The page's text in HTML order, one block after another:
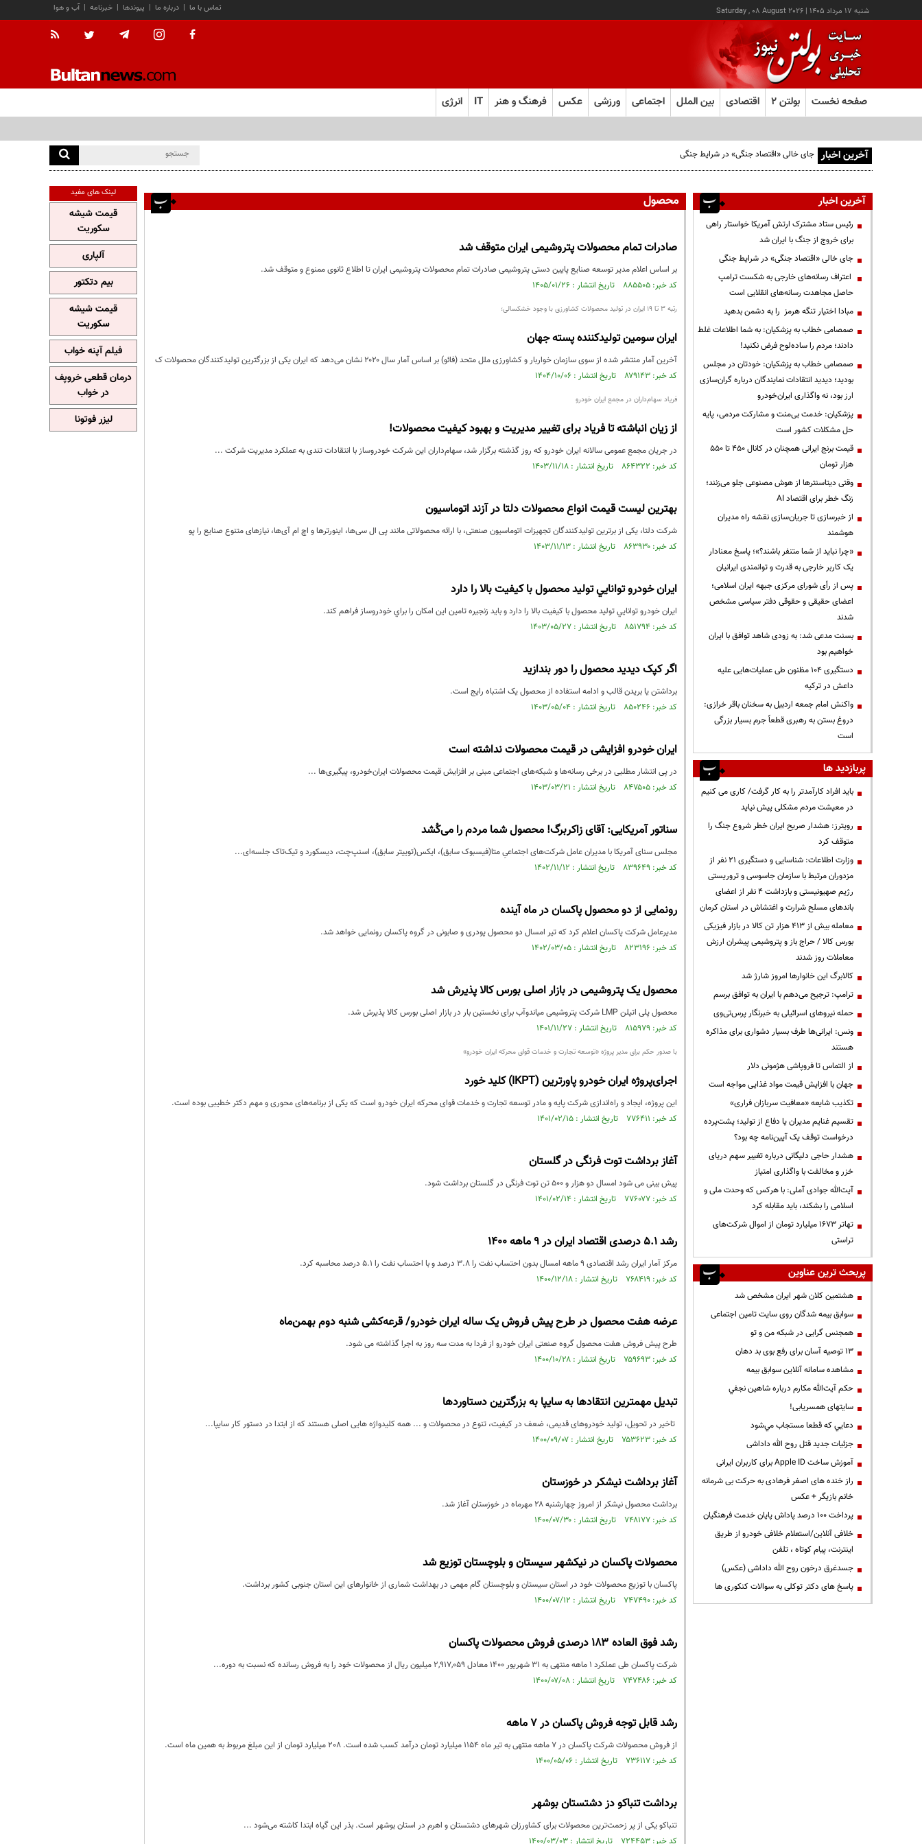
شنبه ۱۷ مرداد ۱۴۰۵ |
Saturday , 08 August 2026 آب و هوا | خبرنامه | پیوندها | درباره ما | تماس با ما
صفحه نخست بولتن ۲ اقتصادی بین الملل اجتماعی ورزشی عکس فرهنگ و هنر IT انرژی
آخرین اخبار جای خالی «اقتصاد جنگی» در شرایط جنگی
محصول
صادرات تمام محصولات پتروشیمی ایران متوقف شد
بر اساس اعلام مدیر توسعه صنایع پایین دستی پتروشیمی صادرات تمام محصولات پتروشیمی ایران تا اطلاع ثانوی ممنوع و متوقف شد.
کد خبر: ۸۸۵۵۰۵ تاریخ انتشار : ۱۴۰۵/۰۱/۲۶
رتبه ۳ تا ۱۹ ایران در تولید محصولات کشاورزی با وجود خشکسالی؛
ایران سومین تولیدکننده پسته جهان
آخرین آمار منتشر شده از سوی سازمان خواربار و کشاورزی ملل متحد (فائو) بر اساس آمار سال ۲۰۲۰ نشان می‌دهد که ایران یکی از بزرگترین تولیدکنندگان محصولات ک
کد خبر: ۸۷۹۱۴۳ تاریخ انتشار : ۱۴۰۴/۱۰/۰۶
فریاد سهام‌داران در مجمع ایران خودرو
از زیان انباشته تا فریاد برای تغییر مدیریت و بهبود کیفیت محصولات!
در جریان مجمع عمومی سالانه ایران خودرو که روز گذشته برگزار شد، سهام‌داران این شرکت خودروساز با انتقادات تندی به عملکرد مدیریت شرکت ...
کد خبر: ۸۶۴۳۲۲ تاریخ انتشار : ۱۴۰۳/۱۱/۱۸
بهترین لیست قیمت انواع محصولات دلتا در آزند اتوماسیون
شرکت دلتا، یکی از برترین تولیدکنندگان تجهیزات اتوماسیون صنعتی، با ارائه محصولاتی مانند پی ال سی‌ها، اینورترها و اچ ام آی‌ها، نیازهای متنوع صنایع را پو
کد خبر: ۸۶۳۹۳۰ تاریخ انتشار : ۱۴۰۳/۱۱/۱۳
ايران خودرو توانايي توليد محصول با كيفيت بالا را دارد
ايران خودرو توانايي توليد محصول با كيفيت بالا را دارد و بايد زنجيره تامين اين امكان را براي خودروساز فراهم كند.
کد خبر: ۸۵۱۷۹۴ تاریخ انتشار : ۱۴۰۳/۰۵/۲۷
اگر کپک دیدید محصول را دور بندازید
برداشتن یا بریدن قالب و ادامه استفاده از محصول یک اشتباه رایج است.
کد خبر: ۸۵۰۲۴۶ تاریخ انتشار : ۱۴۰۳/۰۵/۰۴
ایران‌ خودرو افزایشی در قیمت محصولات نداشته‌ است
در پی انتشار مطلبی در برخی رسانه‌ها و شبکه‌های اجتماعی مبنی بر افزایش قیمت محصولات ایران‌خودرو، پیگیری‌ها ...
کد خبر: ۸۴۷۵۰۵ تاریخ انتشار : ۱۴۰۳/۰۳/۲۱
سناتور آمریکایی: آقای زاکربرگ! محصول شما مردم را می‌کُشد
مجلس سنای آمریکا با مدیران عامل شرکت‌های اجتماعیِ متا(فیسبوک سابق)، ایکس(توییتر سابق)، اسنپ‌چت، دیسکورد و تیک‌تاک جلسه‌ای...
کد خبر: ۸۳۹۶۴۹ تاریخ انتشار : ۱۴۰۲/۱۱/۱۲
رونمایی از دو محصول پاکسان در ماه آینده
مدیرعامل شرکت پاکسان اعلام کرد که تیر امسال دو محصول پودری و صابونی در گروه پاکسان رونمایی خواهد شد.
کد خبر: ۸۲۳۱۹۶ تاریخ انتشار : ۱۴۰۲/۰۳/۰۵
محصول یک پتروشیمی در بازار اصلی بورس کالا پذیرش شد
محصول پلی اتیلن LMP شرکت پتروشیمی میاندوآب برای نخستین بار در بازار اصلی بورس کالا پذیرش شد.
کد خبر: ۸۱۵۹۷۹ تاریخ انتشار : ۱۴۰۱/۱۱/۲۷
با صدور حکم برای مدیر پروژه «توسعه تجارت و خدمات قوای محرکه ایران خودرو»
اجرای‌پروژه ایران خودرو پاورترین (IKPT) کلید خورد
این پروژه، ایجاد و راه‌اندازی شرکت پایه و مادر توسعه تجارت و خدمات قوای محرکه ایران خودرو است که یکی از برنامه‌های محوری و مهم دکتر خطیبی بوده است.
کد خبر: ۷۷۶۴۱۱ تاریخ انتشار : ۱۴۰۱/۰۲/۱۵
آغاز برداشت توت فرنگی در گلستان
پیش بینی می شود امسال دو هزار و ۵۰۰ تن توت فرنگی در گلستان برداشت شود.
کد خبر: ۷۷۶۰۷۷ تاریخ انتشار : ۱۴۰۱/۰۲/۱۴
رشد 5.1 درصدی اقتصاد ایران در 9 ماهه 1400
مرکز آمار ایران رشد اقتصادی 9 ماهه امسال بدون احتساب نفت را 3.8 درصد و با احتساب نفت را 5.1 درصد محاسبه کرد.
کد خبر: ۷۶۸۴۱۹ تاریخ انتشار : ۱۴۰۰/۱۲/۱۸
عرضه هفت محصول در طرح پیش فروش یک ساله ایران خودرو/ قرعه‌کشی شنبه دوم بهمن‌ماه
طرح پیش فروش هفت محصول گروه صنعتی ایران خودرو از فردا به مدت سه روز به اجرا گذاشته می شود.
کد خبر: ۷۵۹۶۹۳ تاریخ انتشار : ۱۴۰۰/۱۰/۲۸
تبدیل مهمترین انتقادها به سایپا به بزرگترین دستاوردها
تاخیر در تحویل، تولید خودروهای قدیمی، ضعف در کیفیت، تنوع در محصولات و ... همه کلیدواژه هایی اصلی هستند که از ابتدا در دستور کار سایپا...
کد خبر: ۷۵۳۶۲۳ تاریخ انتشار : ۱۴۰۰/۰۹/۰۷
آغاز برداشت نیشکر در خوزستان
برداشت محصول نیشکر از امروز چهارشنبه ۲۸ مهرماه در خوزستان آغاز شد.
کد خبر: ۷۴۸۱۷۷ تاریخ انتشار : ۱۴۰۰/۰۷/۳۰
محصولات پاکسان در نیکشهر سیستان و بلوچستان توزیع شد
پاکسان با توزیع محصولات خود در استان سیستان و بلوچستان گام مهمی در بهداشت شماری از خانوار‌های این استان جنوبی کشور برداشت.
کد خبر: ۷۴۷۴۹۰ تاریخ انتشار : ۱۴۰۰/۰۷/۱۲
رشد فوق العاده ۱۸۳ درصدی فروش محصولات پاکسان
شرکت پاکسان طی عملکرد ۱ ماهه منتهی به ۳۱ شهریور ۱۴۰۰ معادل ۲,۹۱۷,۰۵۹ میلیون ریال از محصولات خود را به فروش رسانده که نسبت به دوره...
کد خبر: ۷۴۷۴۸۶ تاریخ انتشار : ۱۴۰۰/۰۷/۰۸
رشد قابل توجه فروش پاکسان در ٧ ماهه
از فروش محصولات شرکت پاکسان در ٧ ماهه منتهی به تیر ماه ١١۵۴ میلیارد تومان درآمد کسب شده است. ٢٠٨ میلیارد تومان از این مبلغ مربوط به همین ماه است.
کد خبر: ۷۳۶۱۱۷ تاریخ انتشار : ۱۴۰۰/۰۵/۰۶
برداشت تنباکو دز دشتستان بوشهر
تنباکو یکی از پر زحمت‌ترین محصولات برای کشاورزان شهرهای دشتستان و اهرم در استان بوشهر است. بذر این گیاه ابتدا کاشته می‌شود ...
کد خبر: ۷۲۴۴۵۳ تاریخ انتشار : ۱۴۰۰/۰۳/۰۳
آخرین اخبار
رئیس ستاد مشترک ارتش آمریکا خواستار راهی
برای خروج از جنگ با ایران شد
جای خالی «اقتصاد جنگی» در شرایط جنگی
اعتراف رسانه‌های خارجی به شکست ترامپ
حاصل مجاهدت رسانه‌های انقلابی است
مبادا اختیار تنگه هرمز را به دشمن بدهید
صمصامی خطاب به پزشکیان: به شما اطلاعات غلط
دادند؛ مردم را ساده‌لوح فرض نکنید!
صمصامی خطاب به پزشکیان: خودتان در مجلس
بودید؛ دیدید انتقادات نمایندگان درباره گران‌سازی
ارز بود، نه واگذاری ایران‌خودرو
پزشکیان: خدمت بی‌منت و مشارکت مردمی، پایه
حل مشکلات کشور است
قیمت‌ برنج ایرانی همچنان در کانال ۴۵۰ تا ۵۵۰
هزار تومان
وقتی دیتاسنترها از هوش مصنوعی جلو می‌زنند؛
زنگ خطر برای اقتصاد AI
از خبرسازی تا جریان‌سازی نقشه راه مدیران
هوشمند
«چرا نباید از شما متنفر باشند؟»؛ پاسخ معنادار
یک کاربر خارجی به قدرت و توانمندی ایرانیان
پس از رأی شورای مرکزی جبهه ایران اسلامی؛
اعضای حقیقی و حقوقی دفتر سیاسی مشخص
شدند
بسنت مدعی شد: به زودی شاهد توافق با ایران
خواهیم بود
دستگیری ۱۰۴ مظنون طی عملیات‌هایی علیه
داعش در ترکیه
واکنش امام جمعه اردبیل به سخنان باقر خرازی:
دروغ بستن به رهبری قطعاً جرم بسیار بزرگی
است
پربازدید ها
باید افراد کارآمدتر را به کار گرفت/ کاری می کنیم
در معیشت مردم مشکلی پیش نیاید
رویترز: هشدار صریح ایران خطر شروع جنگ را
متوقف کرد
وزارت اطلاعات: شناسایی و دستگیری ۲۱ نفر از
مزدوران مرتبط با سازمان جاسوسی و تروریستی
رژیم صهیونیستی و بازداشت ۴ نفر از اعضای
باندهای مسلح شرارت و اغتشاش در استان کرمان
معامله بیش از ۴۱۳ هزار تن کالا در بازار فیزیکی
بورس کالا / حراج باز و پتروشیمی پیشران ارزش
معاملات روز شدند
کالابرگ این خانوارها امروز شارژ شد
ترامپ: ترجیح می‌دهم با ایران به توافق برسم
حمله نیروهای اسرائیلی به خبرنگار پرس‌تی‌وی
ونس: ایرانی‌ها طرف بسیار دشواری برای مذاکره
هستند
از التماس تا فروپاشی هژمونی دلار
جهان با افزایش قیمت مواد غذایی مواجه است
تکذیب شایعه «معافیت سربازان فراری»
تقسیم غنایم مدیران یا دفاع از تولید؛ پشت‌پرده
درخواست توقف یک آیین‌نامه چه بود؟
هشدار حاجی دلیگانی درباره تغییر سهم دریای
خزر و مخالفت با واگذاری امتیاز
آیت‌الله جوادی آملی: با هرکس که وحدت ملی و
اسلامی را بشکند، باید مقابله کرد
تهاتر ۱۶۷۳ میلیارد تومان از اموال شرکت‌های
تراستی
پربحث ترین عناوین
هشتمین کلان شهر ایران مشخص شد
سوابق بیمه شدگان روی سایت تامین اجتماعی
همجنس گرایی در شبکه من و تو
13 توصیه آسان برای رفع بوی بد دهان
مشاهده سامانه آنلاين سوابق بیمه
حكم آيت‌الله مكارم درباره شاهين نجفي
سایتهای همسریابی!
دعايي كه قطعا مستجاب مي‌شود
جزئیات جدید قتل روح الله داداشی
آموزش ساخت Apple ID برای کاربران ایرانی
راز خنده های اصغر فرهادی به حرکت بی شرمانه
خانم بازیگر + عکس
پرداخت ۱۰۰ درصد پاداش پایان خدمت فرهنگیان
خلافی آنلاین/استعلام خلافی خودرو از طریق
اینترنت، پیام کوتاه ، تلفن
جسدغرق درخون روح الله داداشی (عکس)
پاسخ های دکتر توکلی به سوالات کنکوری ها
لینک های مفید
قیمت شیشه
سکوریت
آلپاری
بیم دتکتور
قیمت شیشه
سکوریت
فیلم آپنه خواب
درمان قطعی خروپف
در خواب
لیزر فوتونا